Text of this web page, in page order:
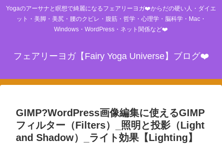
Yogaのアーサナと瞑想で綺麗になるフェアリーヨガ❤️からだの硬い人・ダイエ
ット・美脚・美尻・腰のクビレ・腹筋・哲学・心理学・脳科学・Mac・
Windows・WordPress・ネット関係など❤️
フェアリーヨガ【Fairy Yoga Universe】ブログ❤️
GIMP?WordPress画像編集に使えるGIMP
フィルター（Filters）_照明と投影（Light
and Shadow）_ライト効果【Lighting】